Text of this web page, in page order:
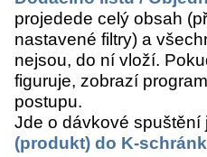
projedede celý obsah
nastavené filtry) a
nejsou, do ní vloží.
figuruje, zobrazí
postupu.
Jde o dávkové
(produkt) do K-